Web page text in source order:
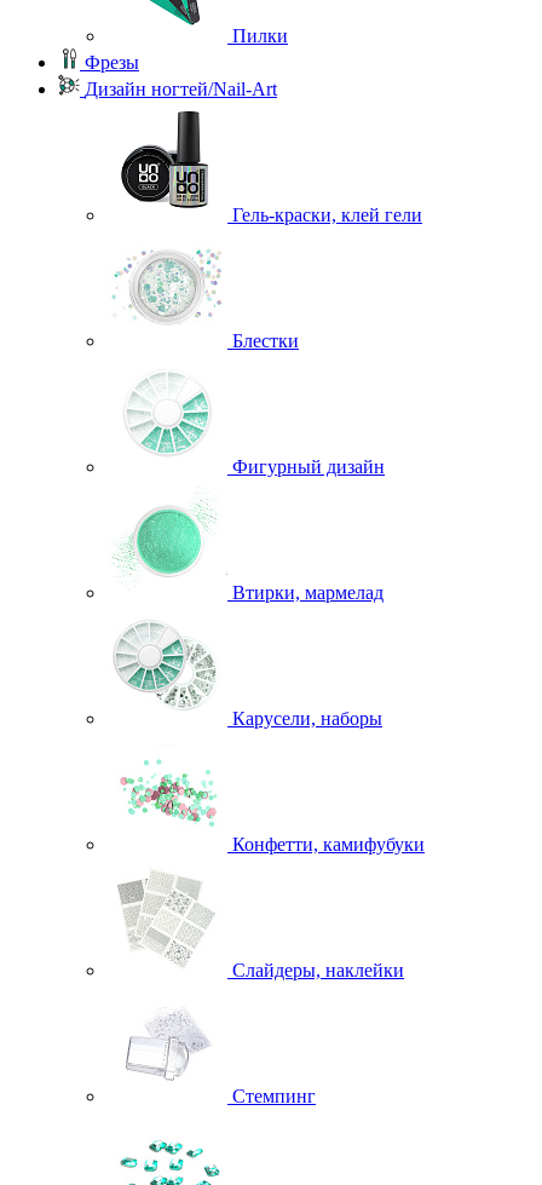
Пилки
Фрезы
Дизайн ногтей/Nail-Art
Гель-краски, клей гели
Блестки
Фигурный дизайн
Втирки, мармелад
Карусели, наборы
Конфетти, камифубуки
Слайдеры, наклейки
Стемпинг